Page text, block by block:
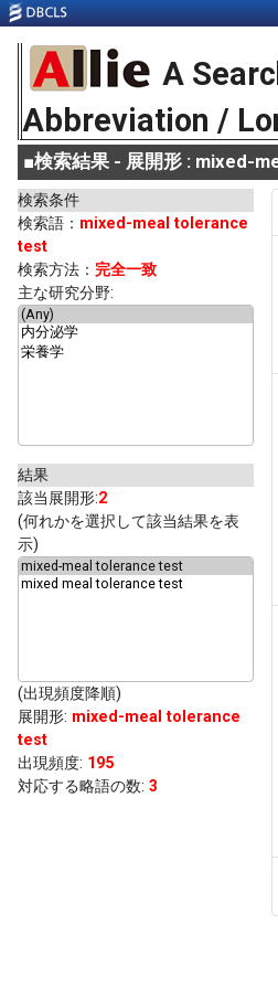
A
Abbreviation /
■検索結果 - 展開形 : mixed-
検索条件
検索語： mixed-meal tolerance
test
検索方法： 完全一致
主な研究分野:
結果
該当展開形:2
(何れかを選択して該当結果を表
示)
(出現頻度降順)
展開形: mixed-meal tolerance
test
出現頻度: 195
対応する略語の数: 3